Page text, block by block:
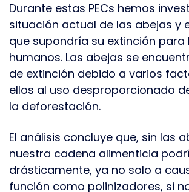
Durante estas PECs hemos
situación actual de las abejas y
que supondría su extinción para
humanos. Las abejas se
de extinción debido a varios
ellos al uso desproporcionado
la deforestación.
El análisis concluye que, sin las
nuestra cadena alimenticia
drásticamente, ya no solo a
función como polinizadores, si